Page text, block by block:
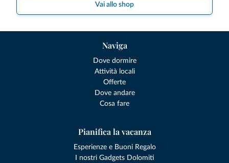
Vai allo shop
Naviga
Dove dormire
Attività locali
Offerte
Dove andare
Cosa fare
Pianifica la vacanza
Esperienze e Buoni Regalo
I nostri Gadgets Dolomiti